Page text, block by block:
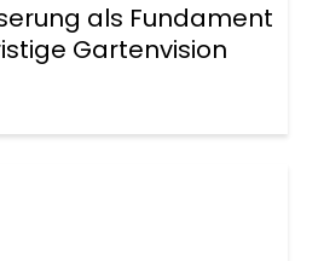
als Fundament
Gartenvision